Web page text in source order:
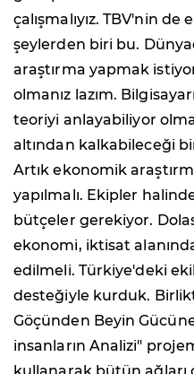
çalışmalıyız. TBV'nin de
şeylerden biri bu.
araştırma yapmak
olmanız lazım.
teoriyi anlayabiliyor
altından kalkabileceği
Artık ekonomik
yapılmalı. Ekipler
bütçeler gerekiyor.
ekonomi, iktisat
edilmeli. Türkiye'deki
desteğiyle kurduk.
Göçünden Beyin
insanların Analizi"
kullanarak bütün ağları